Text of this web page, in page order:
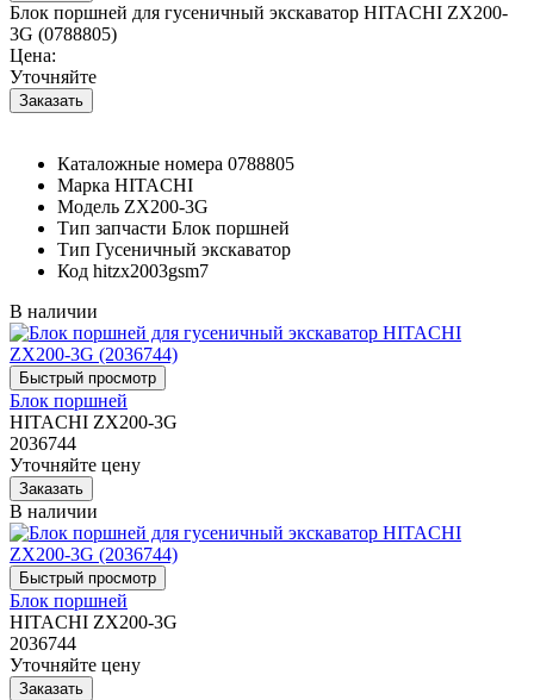
Блок поршней для гусеничный экскаватор HITACHI ZX200-
3G (0788805)
Цена:
Уточняйте
Каталожные номера 0788805
Марка HITACHI
Модель ZX200-3G
Тип запчасти Блок поршней
Тип Гусеничный экскаватор
Код hitzx2003gsm7
В наличии
Блок поршней
HITACHI ZX200-3G
2036744
Уточняйте цену
В наличии
Блок поршней
HITACHI ZX200-3G
2036744
Уточняйте цену